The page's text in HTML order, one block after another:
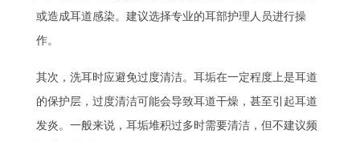
或造成耳道感染。建议选择专业的耳部护理人员进行操
作。
其次，洗耳时应避免过度清洁。耳垢在一定程度上是耳道
的保护层，过度清洁可能会导致耳道干燥，甚至引起耳道
发炎。一般来说，耳垢堆积过多时需要清洁，但不建议频